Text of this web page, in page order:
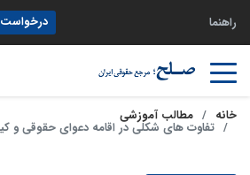
راهنما
خانه مطالب آموزشی
تفاوت­ های شکلی در اقامه دعوای حقوقی و